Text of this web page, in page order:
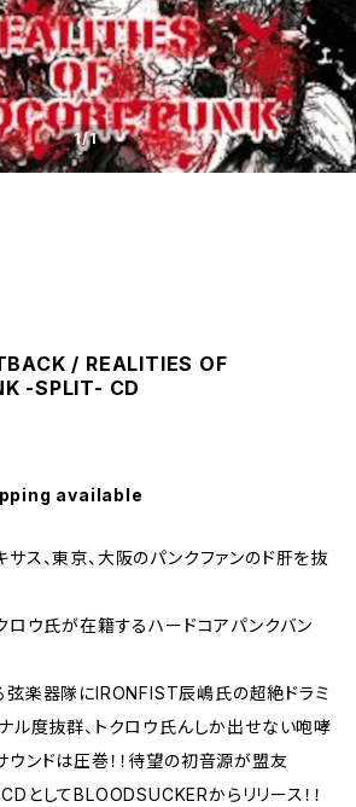
1/1
/ REALITIES OF
-SPLIT- CD
available
ス、東京、大阪のパンクファンのド肝を抜
ロウ氏が在籍するハードコアパンクバン
弦楽器隊にIRONFIST辰嶋氏の超絶ドラミ
ル度抜群、トクロウ氏んしか出せない咆哮
ンドは圧巻！！待望の初音源が盟友
としてBLOODSUCKERからリリース！！